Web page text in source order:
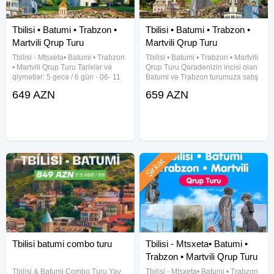
Tbilisi • Batumi • Trabzon •
Martvili Qrup Turu
Tbilisi - Mtsxeta• Batumi • Trabzon
• Martvili Qrup Turu Tarixlər və
qiymətlər: 5 gecə / 6 gün - 06- 11
USD - 01- 06 avqust 649 USD -
649 AZN
Tbilisi • Batumi • Trabzon •
Martvili Qrup Turu
Tbilisi • Batumi • Trabzon • Martvili
Qrup Turu Qaradənizin incisi olan
Batumi və Trabzon turumuza satış
Martvili Kanyonuna səfər edə və
659 AZN
Tbilisi batumi combo turu
Tbilisi & Batumi Combo Turu Yay
Tbilisi - Mtsxeta• Batumi •
Trabzon • Martvili Qrup Turu
Tbilisi - Mtsxeta• Batumi • Trabzon
Şirkət